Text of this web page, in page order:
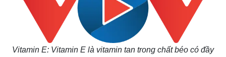
Vitamin E: Vitamin E là vitamin tan trong chất béo có đầy